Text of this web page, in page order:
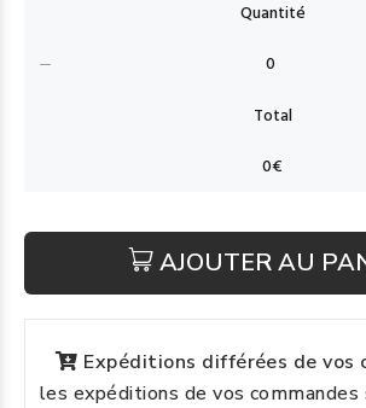
AJOUTER AU
Expéditions différées de vos
les expéditions de vos